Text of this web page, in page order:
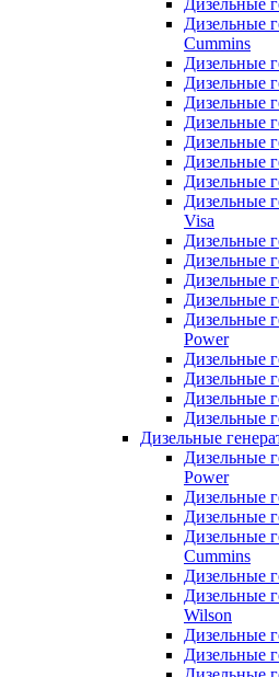
Дизельные
Дизельные
Cummins
Дизельные
Дизельные
Дизельные
Дизельные
Дизельные
Дизельные
Дизельные
Дизельные
Visa
Дизельные
Дизельные
Дизельные
Дизельные
Дизельные
Power
Дизельные
Дизельные
Дизельные
Дизельные
Дизельные
Дизельные
Power
Дизельные
Дизельные
Дизельные
Cummins
Дизельные
Дизельные
Wilson
Дизельные
Дизельные